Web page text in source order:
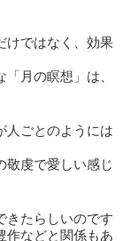
けではなく、効果
月の瞑想」は、
人ごとのようには
敬虔で愛しい感じ
きたらしいのです
作などと関係もあ